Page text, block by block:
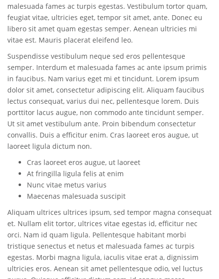
malesuada fames ac turpis egestas. Vestibulum tortor quam,
feugiat vitae, ultricies eget, tempor sit amet, ante. Donec eu
libero sit amet quam egestas semper. Aenean ultricies mi
vitae est. Mauris placerat eleifend leo.
Suspendisse vestibulum neque sed eros pellentesque
semper. Interdum et malesuada fames ac ante ipsum primis
in faucibus. Nam varius eget mi et tincidunt. Lorem ipsum
dolor sit amet, consectetur adipiscing elit. Aliquam faucibus
lectus consequat, varius dui nec, pellentesque lorem. Duis
porttitor lacus augue, non commodo ante tincidunt semper.
Ut sit amet vestibulum ante. Proin bibendum consectetur
convallis. Duis a efficitur enim. Cras laoreet eros augue, ut
laoreet ligula dictum non.
Cras laoreet eros augue, ut laoreet
At fringilla ligula felis at enim
Nunc vitae metus varius
Maecenas malesuada suscipit
Aliquam ultrices ultrices ipsum, sed tempor magna consequat
et. Nullam elit tortor, ultrices vitae egestas id, efficitur nec
orci. Nam id quam ligula. Pellentesque habitant morbi
tristique senectus et netus et malesuada fames ac turpis
egestas. Morbi magna ligula, iaculis vitae erat a, dignissim
ultricies eros. Aenean sit amet pellentesque odio, vel luctus